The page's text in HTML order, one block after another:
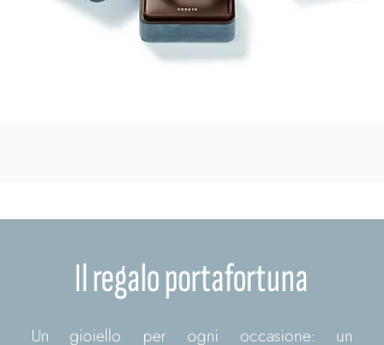
Il regalo portafortuna
Un gioiello per ogni occasione: un